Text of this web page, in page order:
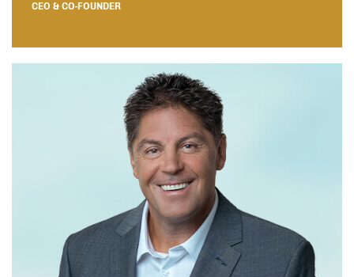
CEO & CO-FOUNDER